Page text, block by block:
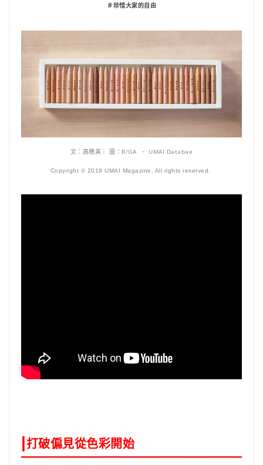
＃珍惜大家的自由
文：高橋美｜ 圖：R/GA 、 UMAI Databae
Copyright © 2019 UMAI Magazine. All rights reserved.
|打破偏見從色彩開始